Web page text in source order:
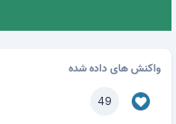
واکنش های داده شده
49